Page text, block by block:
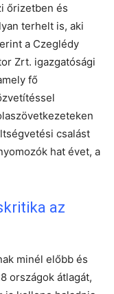
őrizetben és
terhelt is, aki
a Czeglédy
Zrt. igazgatósági
fő
csalást
hat évet, a
az
minél előbb és
országok átlagát,